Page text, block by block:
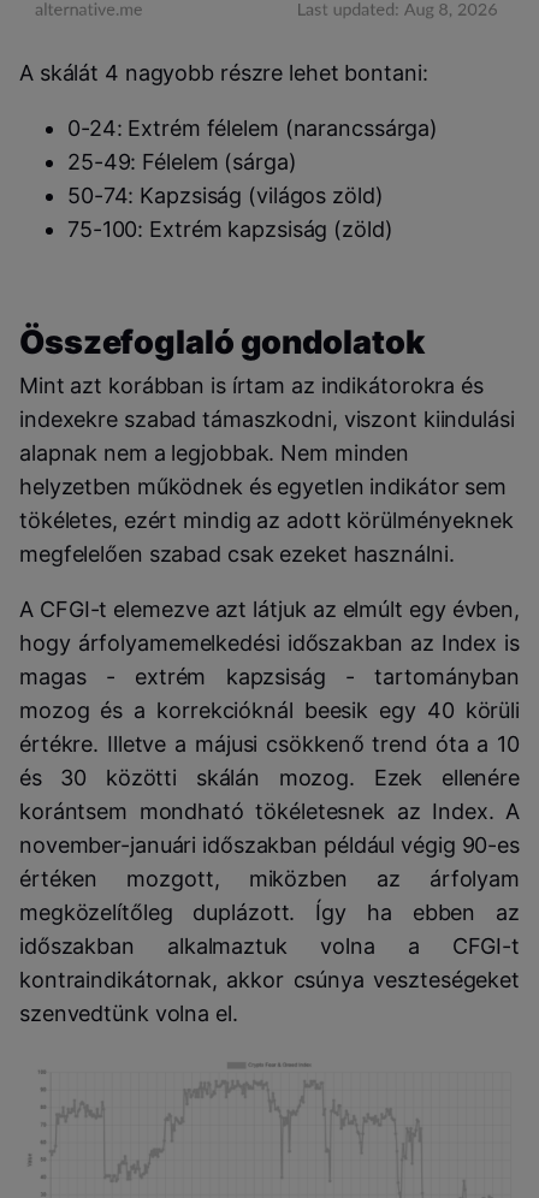
A skálát 4 nagyobb részre lehet bontani:
0-24: Extrém félelem (narancssárga)
25-49: Félelem (sárga)
50-74: Kapzsiság (világos zöld)
75-100: Extrém kapzsiság (zöld)
Összefoglaló gondolatok
Mint azt korábban is írtam az indikátorokra és
indexekre szabad támaszkodni, viszont kiindulási
alapnak nem a legjobbak. Nem minden
helyzetben működnek és egyetlen indikátor sem
tökéletes, ezért mindig az adott körülményeknek
megfelelően szabad csak ezeket használni.
A CFGI-t elemezve azt látjuk az elmúlt egy évben,
hogy árfolyamemelkedési időszakban az Index is
magas - extrém kapzsiság - tartományban
mozog és a korrekcióknál beesik egy 40 körüli
értékre. Illetve a májusi csökkenő trend óta a 10
és 30 közötti skálán mozog. Ezek ellenére
korántsem mondható tökéletesnek az Index. A
november-januári időszakban például végig 90-es
értéken mozgott, miközben az árfolyam
megközelítőleg duplázott. Így ha ebben az
időszakban alkalmaztuk volna a CFGI-t
kontraindikátornak, akkor csúnya veszteségeket
szenvedtünk volna el.